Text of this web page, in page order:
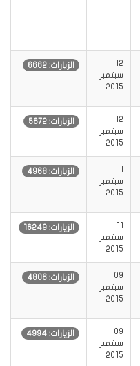
12
سبتمبر
2015
الزيارات: 6662
12
سبتمبر
2015
الزيارات: 5672
11
سبتمبر
2015
الزيارات: 4968
11
سبتمبر
2015
الزيارات: 16249
09
سبتمبر
2015
الزيارات: 4806
09
سبتمبر
2015
الزيارات: 4994